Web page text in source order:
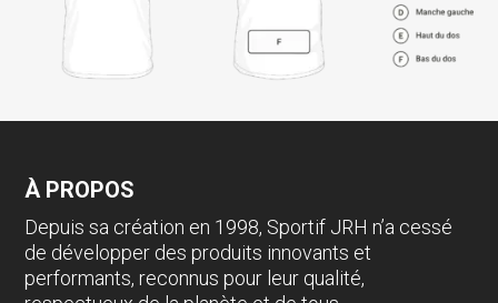
À PROPOS
Depuis sa création en 1998, Sportif JRH n’a cessé
de développer des produits innovants et
performants, reconnus pour leur qualité,